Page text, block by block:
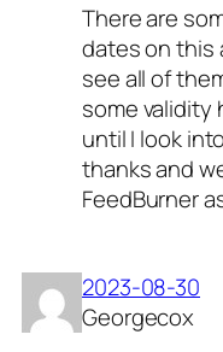
There are
dates on this
see all of
some validity
until I look
thanks and
FeedBurner
2023-08-30
Georgecox